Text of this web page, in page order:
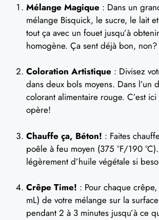
Mélange Magique : Dans un
mélange Bisquick, le sucre, le lait
tout ça avec un fouet jusqu’à
homogène. Ça sent déjà bon, non?
Coloration Artistique : Divisez
dans deux bols moyens. Dans l’un
colorant alimentaire rouge. C’est
opère!
Chauffe ça, Béton! : Faites
poêle à feu moyen (375 °F/190
légèrement d’huile végétale si
Crêpe Time! : Pour chaque
mL) de votre mélange sur la
pendant 2 à 3 minutes jusqu’à ce